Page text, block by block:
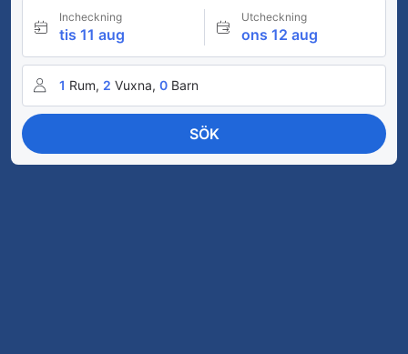
Incheckning
tis 11 aug
Utcheckning
ons 12 aug
1 Rum, 2 Vuxna, 0 Barn
SÖK